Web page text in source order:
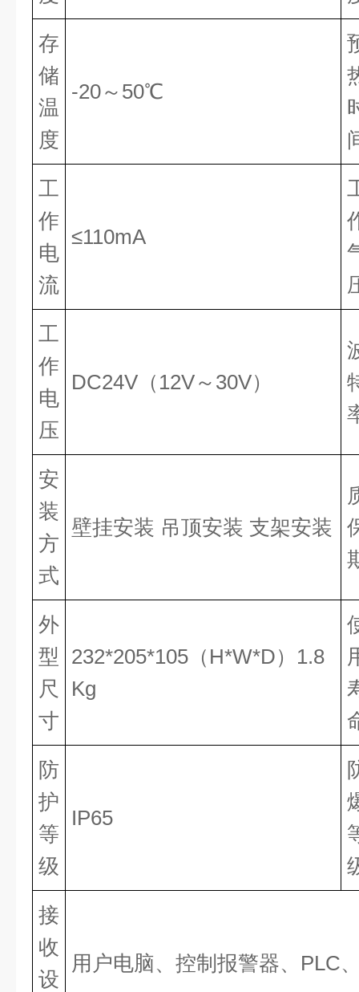
存
储
温
度
-20～50℃
工
作
电
流
≤110mA
工
作
电
压
DC24V（12V～30V）
安
装
方
式
壁挂安装 吊顶安装 支架安装
外
型
尺
寸
232*205*105（H*W*D）1.8
Kg
防
护
等
级
IP65
接
收
设
用户电脑、控制报警器、PLC